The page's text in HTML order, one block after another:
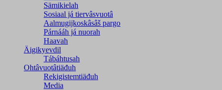
Sämikielah
Sosiaal já tiervâsvuotâ
Aalmugijkoskâsâš pargo
Párnááh já nuorah
Haavah
Äigikyevdil
Tábáhtusah
Ohtâvuotâtiäđuh
Rekigistemtiäđuh
Media